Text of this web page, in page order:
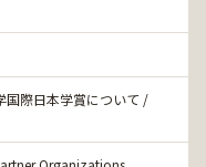
国際日本学賞について /